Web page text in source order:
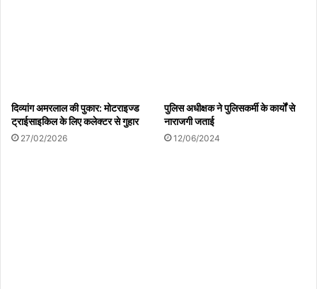
दिव्यांग अमरलाल की पुकार: मोटराइज्ड
ट्राईसाइकिल के लिए कलेक्टर से गुहार
27/02/2026
पुलिस अधीक्षक ने पुलिसकर्मी के कार्यों से
नाराजगी जताई
12/06/2024